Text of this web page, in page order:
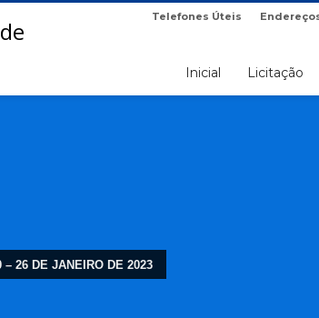
Telefones Úteis
Inicial Licitação
– 26 DE JANEIRO DE 2023